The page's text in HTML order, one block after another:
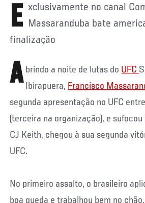
Exclusivamente no canal Combate, Massaranduba bate
finalização
A brindo a noite de lutas do UFC
Ibirapuera, Francisco
segunda apresentação no UFC
(terceira na organização), e
CJ Keith, chegou à sua segunda
UFC.
No primeiro assalto, o brasileiro
boa queda e trabalhou bem no